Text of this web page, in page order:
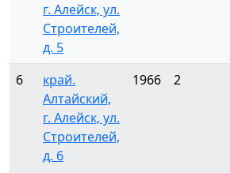
г. Алейск, ул.
Строителей,
д. 5
6
край.
Алтайский,
г. Алейск, ул.
Строителей,
д. 6
1966 2